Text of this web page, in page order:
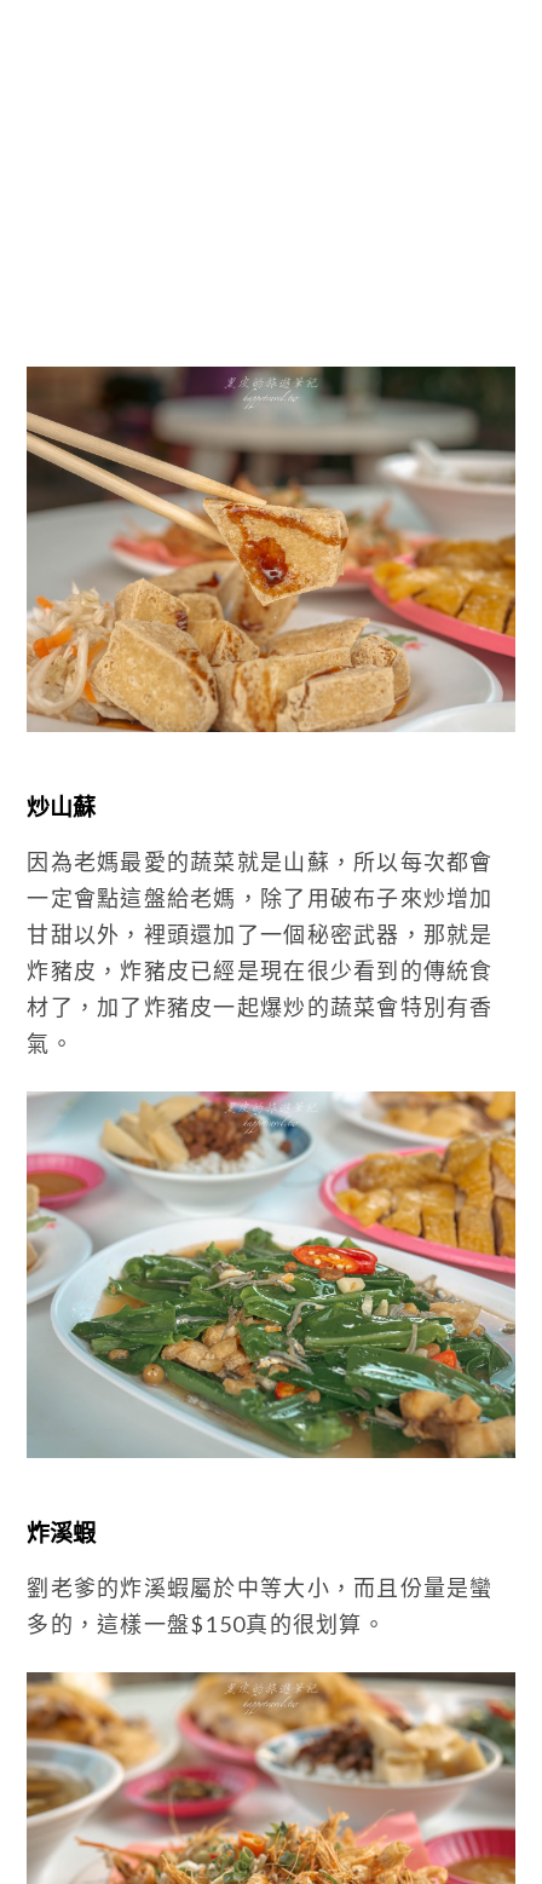
炒山蘇
因為老媽最愛的蔬菜就是山蘇，所以每次都會
一定會點這盤給老媽，除了用破布子來炒增加
甘甜以外，裡頭還加了一個秘密武器，那就是
炸豬皮，炸豬皮已經是現在很少看到的傳統食
材了，加了炸豬皮一起爆炒的蔬菜會特別有香
氣。
炸溪蝦
劉老爹的炸溪蝦屬於中等大小，而且份量是蠻
多的，這樣一盤$150真的很划算。